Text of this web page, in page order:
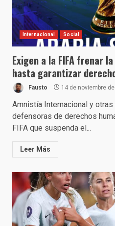
Internacional Social
Exigen a la FIFA frenar
hasta garantizar
Fausto 14 de noviembre
Amnistía Internacional y
defensoras de derechos
FIFA que suspenda el...
Leer Más